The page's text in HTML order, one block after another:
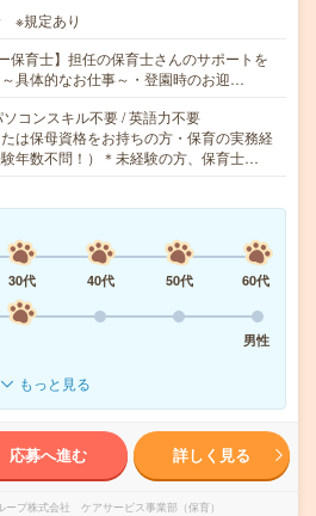
※規定あり
保育士】担任の保育士さんのサポートを
具体的なお仕事～・登園時のお迎…
コンスキル不要 / 英語力不要
たは保母資格をお持ちの方・保育の実務経
年数不問！）＊未経験の方、保育士…
30代 40代 50代
60代
男性
もっと見る
応募へ進む 詳しく見る
ープ株式会社 ケアサービス事業部（保育）